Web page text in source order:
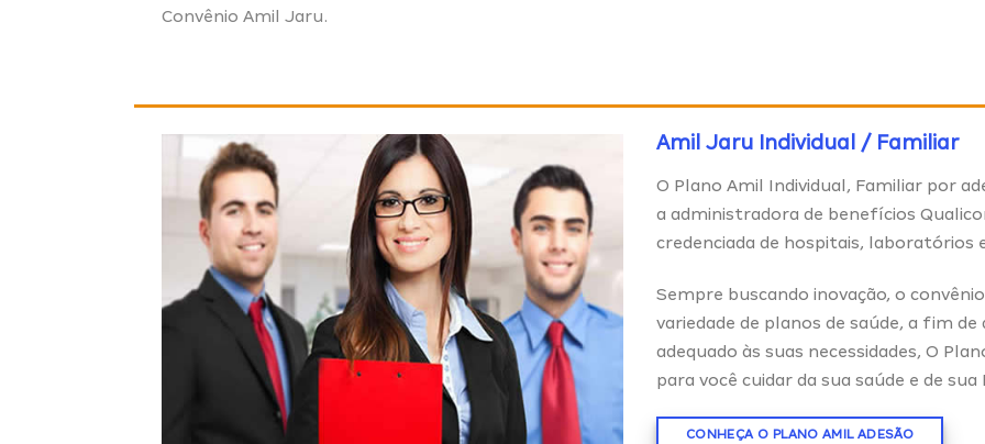
Convênio Amil Jaru.
Amil Jaru Individual / Familiar
O Plano Amil Individual, Familiar por
a administradora de benefícios
credenciada de hospitais, laboratórios
Sempre buscando inovação, o
variedade de planos de saúde, a fim
adequado às suas necessidades, O
para você cuidar da sua saúde e de sua
CONHEÇA O PLANO AMIL ADESÃO